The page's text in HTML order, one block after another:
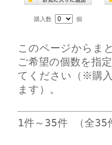
購入数 個
このページからま
ご希望の個数を指
てください（※購
ます）。
1件～35件 （全35